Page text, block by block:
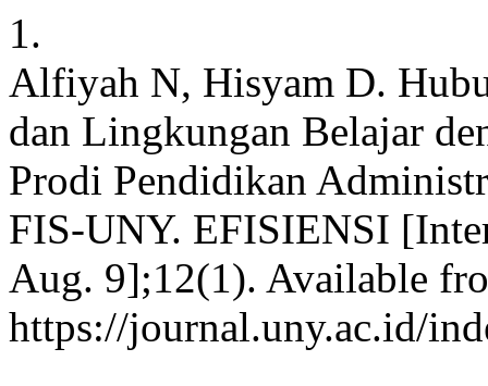
1.
Alfiyah N, Hisyam D.
dan Lingkungan Belajar
Prodi Pendidikan
FIS-UNY. EFISIENSI
Aug. 9];12(1). Available
https://journal.uny.ac.id/